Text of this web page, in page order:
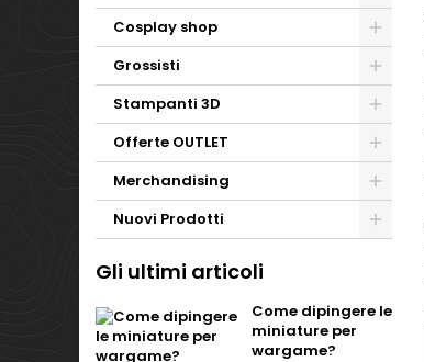
Cosplay shop
Grossisti
Stampanti 3D
Offerte OUTLET
Merchandising
Nuovi Prodotti
Gli ultimi articoli
Come dipingere le
miniature per
wargame?